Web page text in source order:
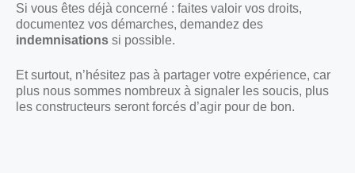
Si vous êtes déjà concerné : faites valoir vos droits,
documentez vos démarches, demandez des
indemnisations si possible.
Et surtout, n’hésitez pas à partager votre expérience, car
plus nous sommes nombreux à signaler les soucis, plus
les constructeurs seront forcés d’agir pour de bon.